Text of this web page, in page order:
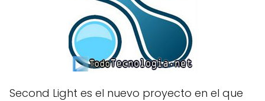
Second Light es el nuevo proyecto en el que